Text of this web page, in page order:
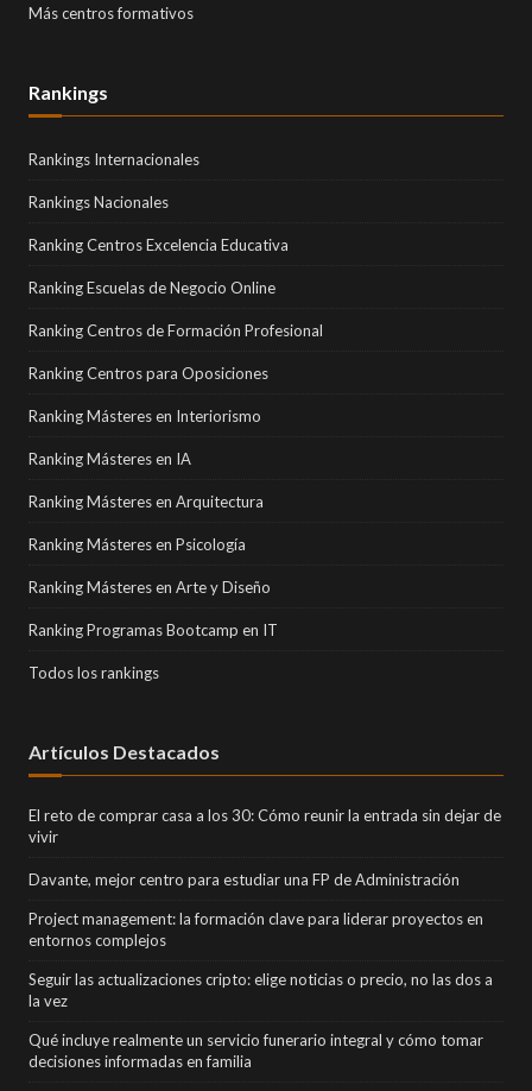
Más centros formativos
Rankings
Rankings Internacionales
Rankings Nacionales
Ranking Centros Excelencia Educativa
Ranking Escuelas de Negocio Online
Ranking Centros de Formación Profesional
Ranking Centros para Oposiciones
Ranking Másteres en Interiorismo
Ranking Másteres en IA
Ranking Másteres en Arquitectura
Ranking Másteres en Psicología
Ranking Másteres en Arte y Diseño
Ranking Programas Bootcamp en IT
Todos los rankings
Artículos Destacados
El reto de comprar casa a los 30: Cómo reunir la entrada sin dejar de
vivir
Davante, mejor centro para estudiar una FP de Administración
Project management: la formación clave para liderar proyectos en
entornos complejos
Seguir las actualizaciones cripto: elige noticias o precio, no las dos a
la vez
Qué incluye realmente un servicio funerario integral y cómo tomar
decisiones informadas en familia